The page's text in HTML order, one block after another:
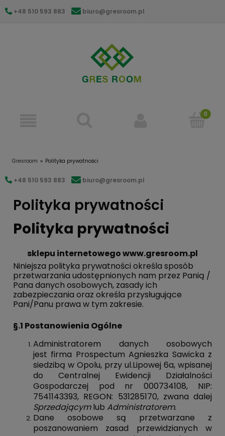
+48 510 593 883 biuro@gresroom.pl
Gresroom Polityka prywatności
+48 510 593 883 biuro@gresroom.pl
Polityka prywatności
Polityka prywatności
sklepu internetowego www.gresroom.pl
Niniejsza polityka prywatności określa sposób
przetwarzania udostępnionych nam przez Panią /
Pana danych osobowych, zasady ich
zabezpieczania oraz określa przysługujące
Pani/Panu prawa w tym zakresie.
§.1 Postanowienia Ogólne
Administratorem danych osobowych
jest firma Prospectum Agnieszka Sawicka z
siedzibą w Opolu, przy ul.Lipowej 6a, wpisanej
do Centralnej Ewidencji Działalności
Gospodarczej pod nr 000734108, NIP:
7541143393, REGON: 531285170, zwana dalej
Sprzedającymlub Administratorem.
Dane osobowe są przetwarzane z
poszanowaniem zasad przewidzianych w